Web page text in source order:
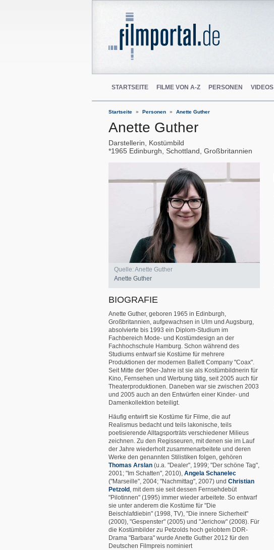
STARTSEITE FILME VON A-Z PERSONEN VIDEOS
Startseite Personen Anette Guther
Anette Guther
Darstellerin, Kostümbild
1965 Edinburgh, Schottland, Großbritannien
Quelle: Anette Guther
Anette Guther
BIOGRAFIE
Anette Guther, geboren 1965 in Edinburgh,
Großbritannien, aufgewachsen in Ulm und Augsburg,
absolvierte bis 1993 ein Diplom-Studium im
Fachbereich Mode- und Kostümdesign an der
Fachhochschule Hamburg. Schon während des
Studiums entwarf sie Kostüme für mehrere
Produktionen der modernen Ballett Company "Coax".
Seit Mitte der 90er-Jahre ist sie als Kostümbildnerin für
Kino, Fernsehen und Werbung tätig, seit 2005 auch für
Theaterproduktionen. Daneben war sie zwischen 2003
und 2005 auch an den Entwürfen einer Kinder- und
Damenkollektion beteiligt.
Häufig entwirft sie Kostüme für Filme, die auf
Realismus bedacht und teils lakonische, teils
poetisierende Alltagsporträts verschiedener Milieus
zeichnen. Zu den Regisseuren, mit denen sie im Lauf
der Jahre wiederholt zusammenarbeitete und deren
Werke den genannten Stilistiken folgen, gehören
Thomas Arslan (u.a. "Dealer", 1999; "Der schöne Tag",
2001; "Im Schatten", 2010), Angela Schanelec
("Marseille", 2004; "Nachmittag", 2007) und Christian
Petzold , mit dem sie seit dessen Fernsehdebüt
"Pilotinnen" (1995) immer wieder arbeitete. So entwarf
sie unter anderem die Kostüme für "Die
Beischlafdiebin" (1998, TV), "Die innere Sicherheit"
(2000), "Gespenster" (2005) und "Jerichow" (2008). Für
die Kostümbilder zu Petzolds hoch gelobtem DDR-
Drama "Barbara" wurde Anette Guther 2012 für den
Deutschen Filmpreis nominiert